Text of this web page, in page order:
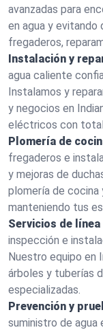
avanzadas para
en agua y evitando
fregaderos,
Instalación y
agua caliente
Instalamos y
y negocios en
eléctricos con
Plomería de
fregaderos e
y mejoras de
plomería de cocina
manteniendo tus
Servicios de
inspección e
Nuestro equipo en
árboles y tuberías
especializadas.
Prevención y
suministro de agua